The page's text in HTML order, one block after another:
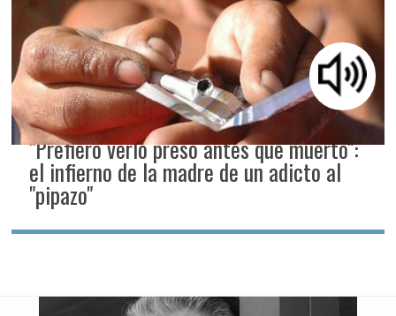
"Prefiero verlo preso antes que muerto":
el infierno de la madre de un adicto al
"pipazo"